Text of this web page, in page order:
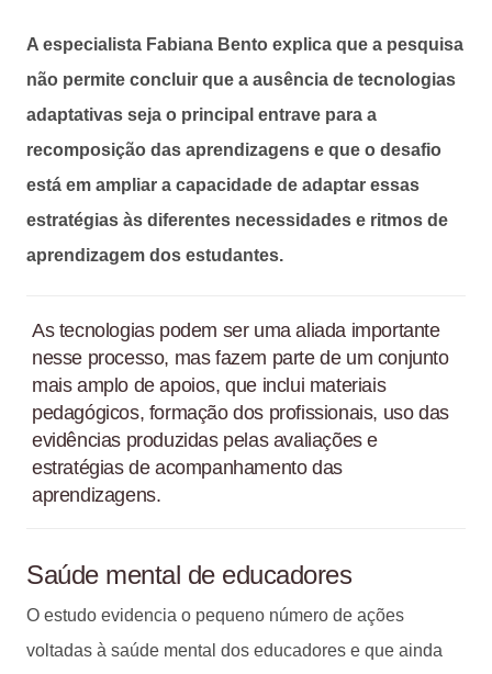
A especialista Fabiana Bento explica que a pesquisa
não permite concluir que a ausência de tecnologias
adaptativas seja o principal entrave para a
recomposição das aprendizagens e que o desafio
está em ampliar a capacidade de adaptar essas
estratégias às diferentes necessidades e ritmos de
aprendizagem dos estudantes.
As tecnologias podem ser uma aliada importante
nesse processo, mas fazem parte de um conjunto
mais amplo de apoios, que inclui materiais
pedagógicos, formação dos profissionais, uso das
evidências produzidas pelas avaliações e
estratégias de acompanhamento das
aprendizagens.
Saúde mental de educadores
O estudo evidencia o pequeno número de ações
voltadas à saúde mental dos educadores e que ainda